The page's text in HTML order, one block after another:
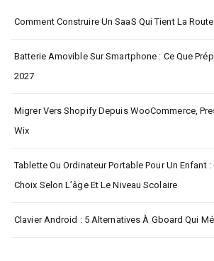
Comment Construire Un SaaS Qui Tient La
Batterie Amovible Sur Smartphone : Ce Que
2027
Migrer Vers Shopify Depuis WooCommerce,
Wix
Tablette Ou Ordinateur Portable Pour Un Enfant
Choix Selon L’âge Et Le Niveau Scolaire
Clavier Android : 5 Alternatives À Gboard Qui